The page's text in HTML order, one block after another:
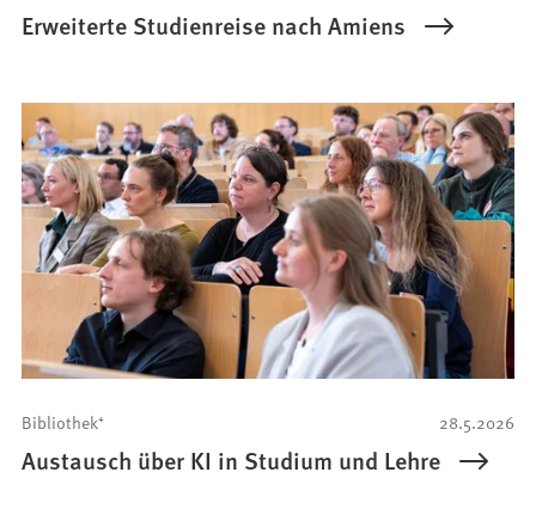
Erweiterte Studienreise nach Amiens
28.5.2026
Bibliothek⁺
Austausch über KI in Studium und Lehre